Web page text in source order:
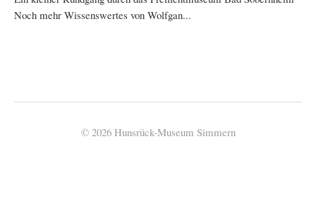
Noch mehr Wissenswertes von Wolfgan...
© 2026 Hunsrück-Museum Simmern